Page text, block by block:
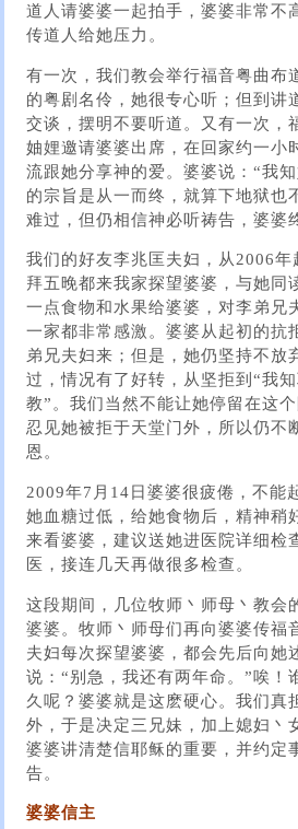
道人请婆婆一起拍手，婆婆非常不
传道人给她压力。
有一次，我们教会举行福音粤曲布
的粤剧名伶，她很专心听；但到讲
交谈，摆明不要听道。又有一次，
妯娌邀请婆婆出席，在回家约一小
流跟她分享神的爱。婆婆说：“我
的宗旨是从一而终，就算下地狱也
难过，但仍相信神必听祷告，婆婆
我们的好友李兆匡夫妇，从2006
拜五晚都来我家探望婆婆，与她同
一点食物和水果给婆婆，对李弟兄
一家都非常感激。婆婆从起初的抗
弟兄夫妇来；但是，她仍坚持不放
过，情况有了好转，从坚拒到“我
教”。我们当然不能让她停留在这
忍见她被拒于天堂门外，所以仍不
恩。
2009年7月14日婆婆很疲倦，不能
她血糖过低，给她食物后，精神稍
来看婆婆，建议送她进医院详细检
医，接连几天再做很多检查。
这段期间，几位牧师丶师母丶教会
婆婆。牧师丶师母们再向婆婆传福
夫妇每次探望婆婆，都会先后向她
说：“别急，我还有两年命。”唉！
久呢？婆婆就是这麽硬心。我们真
外，于是决定三兄妹，加上媳妇丶
婆婆讲清楚信耶稣的重要，并约定
告。
婆婆信主